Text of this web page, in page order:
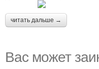
читать дальше →
Вас может